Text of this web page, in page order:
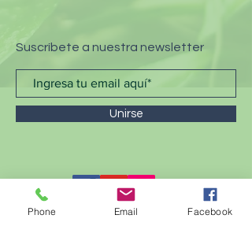
Suscríbete a nuestra newsletter
Unirse
CONTACTO >
Phone Email Facebook